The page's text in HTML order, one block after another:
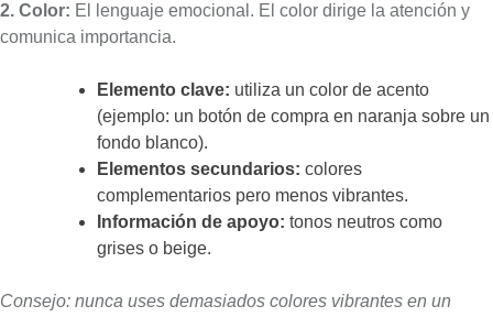
2. Color: El lenguaje emocional. El color dirige la atención y
comunica importancia.
Elemento clave: utiliza un color de acento
(ejemplo: un botón de compra en naranja sobre un
fondo blanco).
Elementos secundarios: colores
complementarios pero menos vibrantes.
Información de apoyo: tonos neutros como
grises o beige.
Consejo: nunca uses demasiados colores vibrantes en un